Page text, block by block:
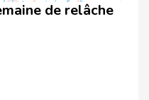
de relâche